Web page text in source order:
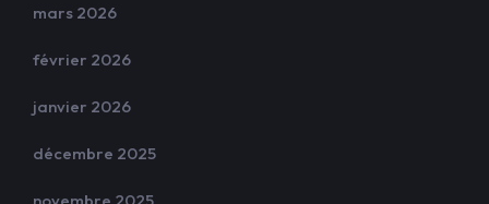
mars 2026
février 2026
janvier 2026
décembre 2025